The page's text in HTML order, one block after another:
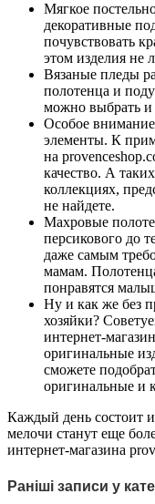
Мягкое
декоративные
почувствовать
этом изделия не
Вязаные пледы
полотенца и
можно выбрать и
Особое внимание
элементы. К
на
качество. А
коллекциях,
не найдете.
Махровые
персикового до
даже самым
мамам.
понравятся
Ну и как же без
хозяйки?
интернет-
оригинальные
сможете
оригинальные и
Каждый день состоит
мелочи станут еще
интернет-магазина
Раніші записи у